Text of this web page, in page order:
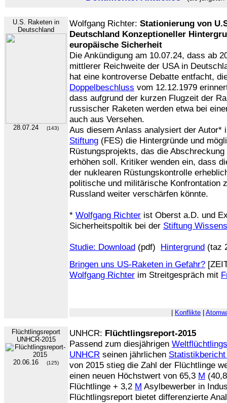
U.S. Raketen in
Deutschland
28.07.24 (143)
Wolfgang Richter: Stationierung von
Deutschland Konzeptioneller
europäische Sicherheit
Die Ankündigung am 10.07.24, dass ab
mittlerer Reichweite der USA in
hat eine kontroverse Debatte entfacht,
Doppelbeschluss vom 12.12.1979
dass aufgrund der kurzen Flugzeit der
russischer Raketen werden etwa bei
auch aus Versehen.
Aus diesem Anlass analysiert der Autor*
Stiftung (FES) die Hintergründe und
Rüstungsprojekts, das die
erhöhen soll. Kritiker wenden ein, dass
der nuklearen Rüstungskontrolle
politische und militärische Konfrontation
Russland weiter verschärfen könnte.
* Wolfgang Richter ist Oberst a.D. und
Sicherheitspoltik bei der Stiftung
Studie: Download (pdf) Hintergrund (taz
Bringen uns US-Raketen in Gefahr?
Wolfgang Richter im Streitgespräch mit
Konflikte
Flüchtlingsreport
UNHCR-2015
20.06.16 (125)
UNHCR: Flüchtlingsreport-2015
Passend zum diesjährigen
UNHCR seinen jährlichen
von 2015 stieg die Zahl der Flüchtlinge
einen neuen Höchstwert von 65,3 M
Flüchtlinge + 3,2 M Asylbewerber in
Flüchtlingsreport bietet differenzierte